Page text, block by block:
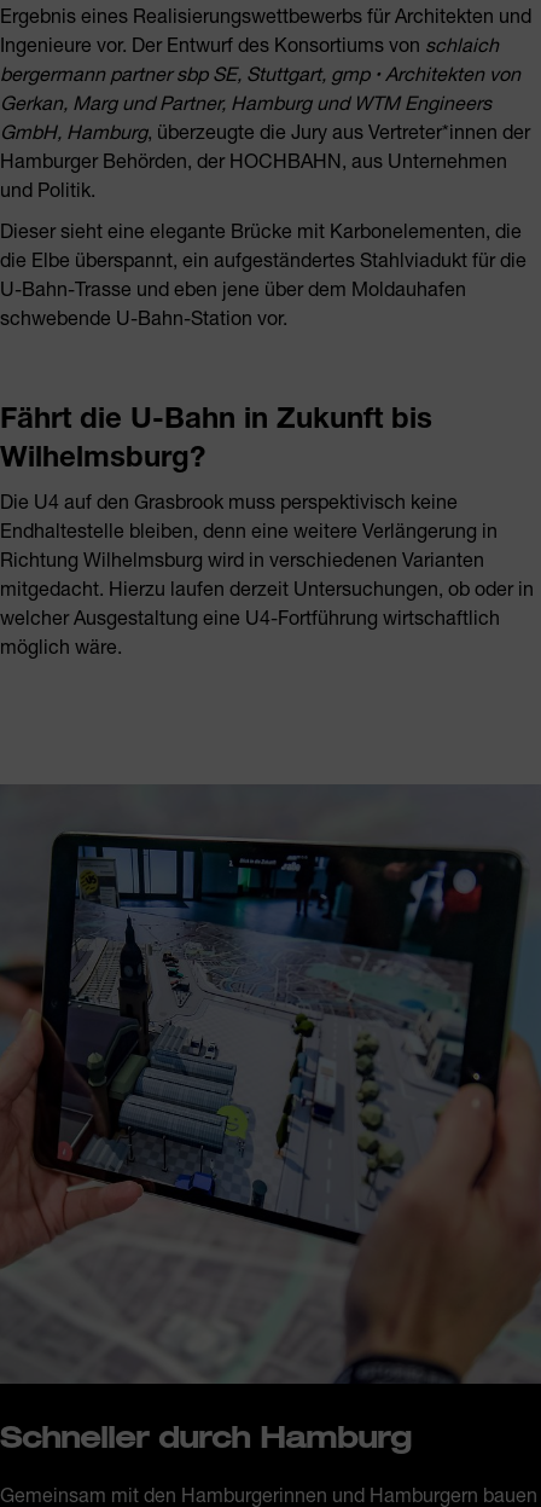
Ergebnis eines Realisierungswettbewerbs für Architekten und
Ingenieure vor. Der Entwurf des Konsortiums von schlaich
bergermann partner sbp SE, Stuttgart, gmp ꞏ Architekten von
Gerkan, Marg und Partner, Hamburg und WTM Engineers
GmbH, Hamburg, überzeugte die Jury aus Vertreter*innen der
Hamburger Behörden, der HOCHBAHN, aus Unternehmen
und Politik.
Dieser sieht eine elegante Brücke mit Karbonelementen, die
die Elbe überspannt, ein aufgeständertes Stahlviadukt für die
U-Bahn-Trasse und eben jene über dem Moldauhafen
schwebende U-Bahn-Station vor.
Fährt die U-Bahn in Zukunft bis
Wilhelmsburg?
Die U4 auf den Grasbrook muss perspektivisch keine
Endhaltestelle bleiben, denn eine weitere Verlängerung in
Richtung Wilhelmsburg wird in verschiedenen Varianten
mitgedacht. Hierzu laufen derzeit Untersuchungen, ob oder in
welcher Ausgestaltung eine U4-Fortführung wirtschaftlich
möglich wäre.
Schneller durch Hamburg
Gemeinsam mit den Hamburgerinnen und Hamburgern bauen